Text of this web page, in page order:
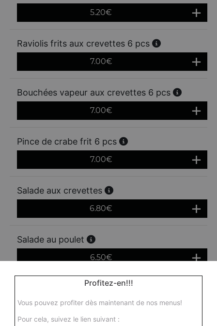
5.20€
Raviolis frits aux crevettes 6 pcs
7.00€
Bouchées vapeur aux crevettes 6 pcs
7.00€
Pince de crabe frit 6 pcs
7.00€
Salade aux crevettes
6.80€
Salade au poulet
6.50€
Tempura crevettes 5 pcs
6.80€
Profitez-en!!!
Vous pouvez profiter dès maintenant de nos menus!
Pour cela, suivez le lien suivant :